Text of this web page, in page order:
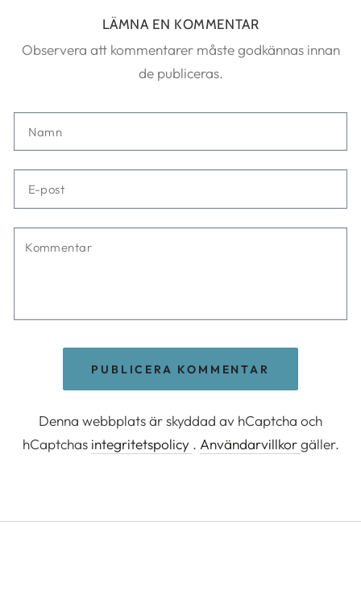
LÄMNA EN KOMMENTAR
Observera att kommentarer måste godkännas innan
de publiceras.
post
PUBLICERA KOMMENTAR
Denna webbplats är skyddad av hCaptcha och
hCaptchas integritetspolicy . Användarvillkorgäller.